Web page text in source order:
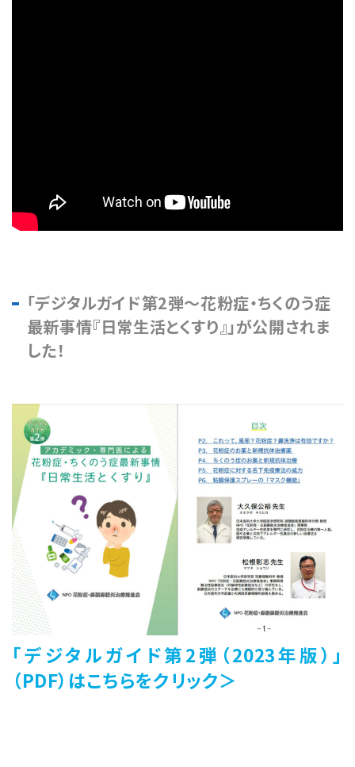
「デジタルガイド第2弾～花粉症・ちくのう症
最新事情『日常生活とくすり』」が公開されま
した！
「デジタルガイド第2弾（2023年版）」
（PDF） はこちらをクリック＞